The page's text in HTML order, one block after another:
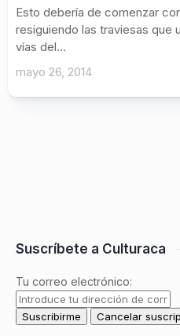
Esto debería de comenzar
resiguiendo las traviesas que
vías del...
mayo 26, 2014
Suscríbete a Culturaca
Tu correo electrónico: